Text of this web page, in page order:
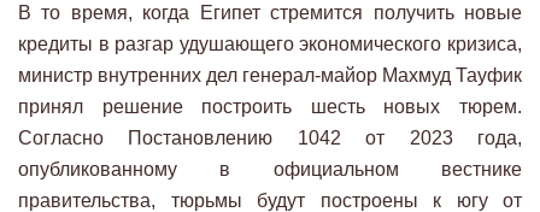
В то время, когда Египет стремится получить новые
кредиты в разгар удушающего экономического кризиса,
министр внутренних дел генерал-майор Махмуд Тауфик
принял решение построить шесть новых тюрем.
Согласно Постановлению 1042 от 2023 года,
опубликованному в официальном вестнике
правительства, тюрьмы будут построены к югу от